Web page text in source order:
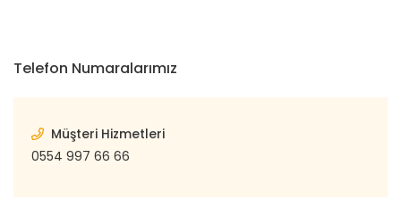
Telefon Numaralarımız
Müşteri Hizmetleri
0554 997 66 66